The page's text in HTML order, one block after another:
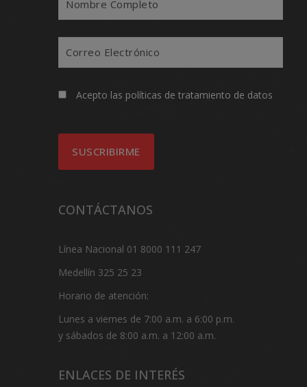
Acepto las políticas de tratamiento de datos
CONTÁCTANOS
Línea Nacional 01 8000 111 247
Medellín 325 25 23
Horario de atención:
Lunes a viernes de 7:00 a.m. a 6:00 p.m.
y sábados de 8:00 a.m. a 12:00 a.m.
ENLACES DE INTERÉS